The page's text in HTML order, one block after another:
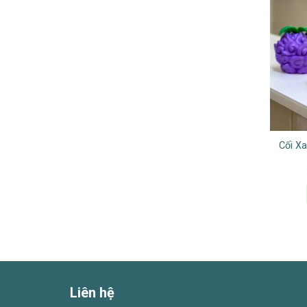
Cối
Liên hệ